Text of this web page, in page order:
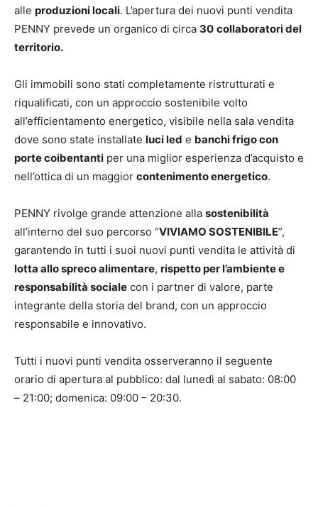
alle produzioni locali. L’apertura dei nuovi punti vendita
PENNY prevede un organico di circa 30 collaboratori del
territorio.
Gli immobili sono stati completamente ristrutturati e
riqualificati, con un approccio sostenibile volto
all’efficientamento energetico, visibile nella sala vendita
dove sono state installate luci led e banchi frigo con
porte coibentanti per una miglior esperienza d’acquisto e
nell’ottica di un maggior contenimento energetico.
PENNY rivolge grande attenzione alla sostenibilità
all’interno del suo percorso “VIVIAMO SOSTENIBILE”,
garantendo in tutti i suoi nuovi punti vendita le attività di
lotta allo spreco alimentare, rispetto per l’ambiente e
responsabilità sociale con i partner di valore, parte
integrante della storia del brand, con un approccio
responsabile e innovativo.
Tutti i nuovi punti vendita osserveranno il seguente
orario di apertura al pubblico: dal lunedì al sabato: 08:00
– 21:00; domenica: 09:00 – 20:30.